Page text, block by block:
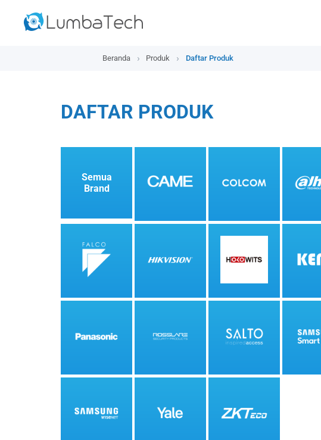
Beranda Produk Daftar Produk
DAFTAR PRODUK
Semua
Brand